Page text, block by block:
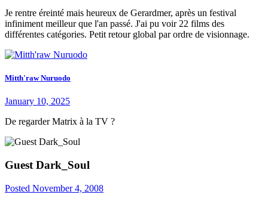
Je rentre éreinté mais heureux de Gerardmer, après un festival
infiniment meilleur que l'an passé. J'ai pu voir 22 films des
différentes catégories. Petit retour global par ordre de visionnage.
Mitth'raw Nuruodo
January 10, 2025
De regarder Matrix à la TV ?
Guest Dark_Soul
Posted November 4, 2008